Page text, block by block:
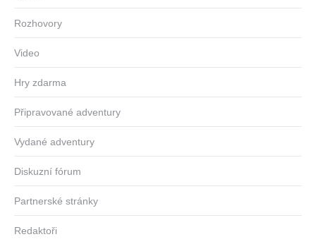
Rozhovory
Video
Hry zdarma
Připravované adventury
Vydané adventury
Diskuzní fórum
Partnerské stránky
Redaktoři